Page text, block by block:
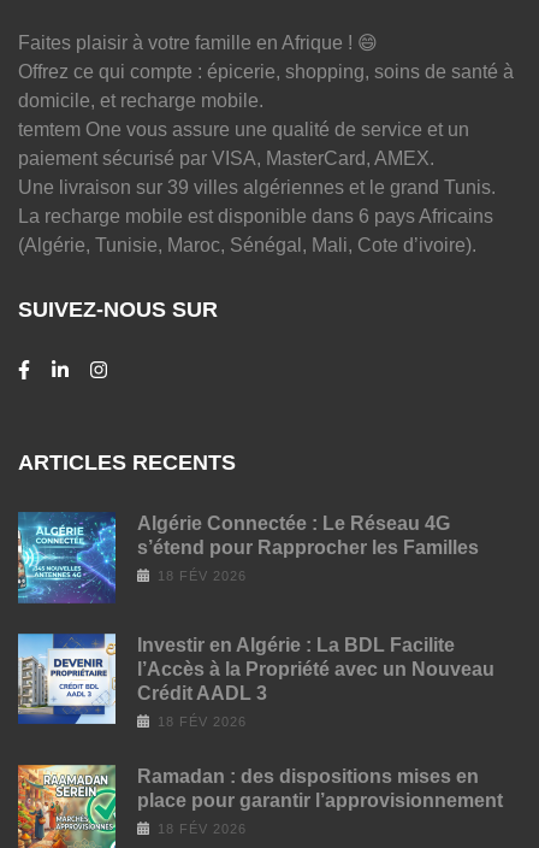
Faites plaisir à votre famille en Afrique ! 😄
Offrez ce qui compte : épicerie, shopping, soins de santé à
domicile, et recharge mobile.
temtem One vous assure une qualité de service et un
paiement sécurisé par VISA, MasterCard, AMEX.
Une livraison sur 39 villes algériennes et le grand Tunis.
La recharge mobile est disponible dans 6 pays Africains
(Algérie, Tunisie, Maroc, Sénégal, Mali, Cote d’ivoire).
SUIVEZ-NOUS SUR
ARTICLES RECENTS
Algérie Connectée : Le Réseau 4G
s’étend pour Rapprocher les Familles
18 FÉV 2026
Investir en Algérie : La BDL Facilite
l’Accès à la Propriété avec un Nouveau
Crédit AADL 3
18 FÉV 2026
Ramadan : des dispositions mises en
place pour garantir l’approvisionnement
18 FÉV 2026